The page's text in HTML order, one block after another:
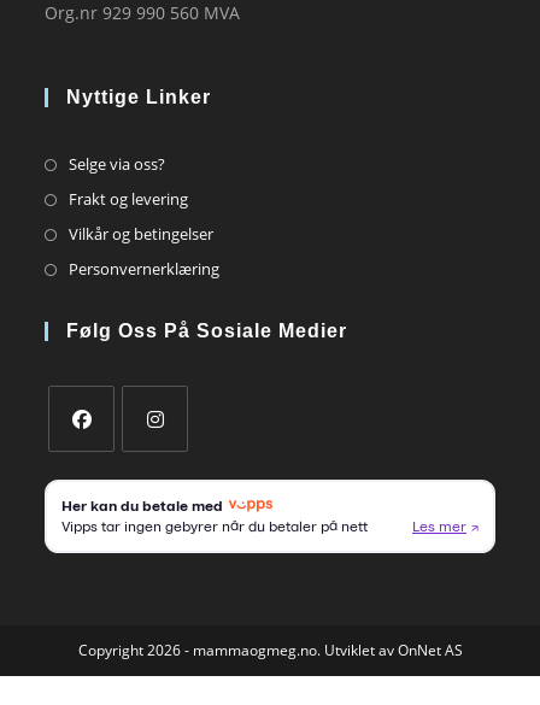
Org.nr 929 990 560 MVA
Nyttige Linker
Selge via oss?Opens
in
tab
Frakt og leveringOpens
in
tab
Vilkår og betingelserOpens
in
new
PersonvernerklæringOpens
a
Følg Oss På Sosiale Medier
in
new
in
a
new
Copyright 2026 - mammaogmeg.no. Utviklet av OnNet AS